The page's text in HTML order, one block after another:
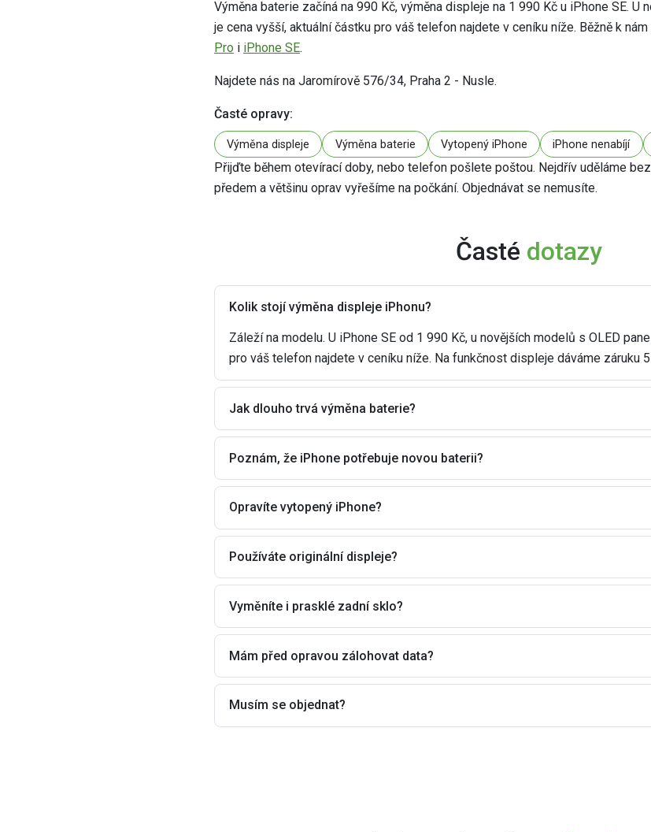
Výměna baterie začíná na 990 Kč, výměna displeje na 1 990 Kč u iPhone SE. U
je cena vyšší, aktuální částku pro váš telefon najdete v ceníku níže. Běžně k
Pro i iPhone SE.
Najdete nás na Jaromírově 576/34, Praha 2 - Nusle.
Časté opravy:
Výměna displeje Výměna baterie Vytopený iPhone iPhone nenabíjí
Přijďte během otevírací doby, nebo telefon pošlete poštou. Nejdřív uděláme
předem a většinu oprav vyřešíme na počkání. Objednávat se nemusíte.
Časté dotazy
Kolik stojí výměna displeje iPhonu?
Záleží na modelu. U iPhone SE od 1 990 Kč, u novějších modelů s OLED
pro váš telefon najdete v ceníku níže. Na funkčnost displeje dáváme záruku
Jak dlouho trvá výměna baterie?
Poznám, že iPhone potřebuje novou baterii?
Opravíte vytopený iPhone?
Používáte originální displeje?
Vyměníte i prasklé zadní sklo?
Mám před opravou zálohovat data?
Musím se objednat?